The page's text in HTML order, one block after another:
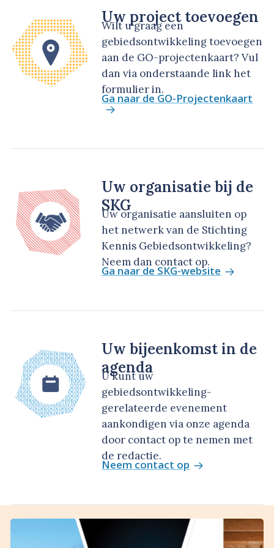
Uw project toevoegen
Wilt u graag een
gebiedsontwikkeling toevoegen
aan de GO-projectenkaart? Vul
dan via onderstaande link het
formulier in.
Ga naar de GO-Projectenkaart
Uw organisatie bij de
SKG
Uw organisatie aansluiten op
het netwerk van de Stichting
Kennis Gebiedsontwikkeling?
Neem dan contact op.
Ga naar de SKG-website
Uw bijeenkomst in de
agenda
U kunt uw
gebiedsontwikkeling-
gerelateerde evenement
aankondigen via onze agenda
door contact op te nemen met
de redactie.
Neem contact op